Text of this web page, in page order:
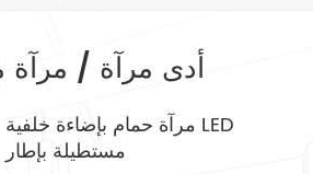
أدى مرآة / مرآة
مرآة حمام بإضاءة خلفية LED
مستطيلة بإطار